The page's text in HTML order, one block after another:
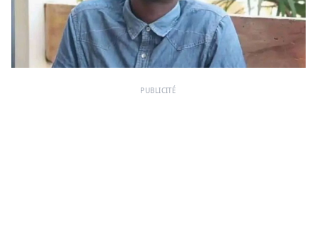
PUBLICITÉ